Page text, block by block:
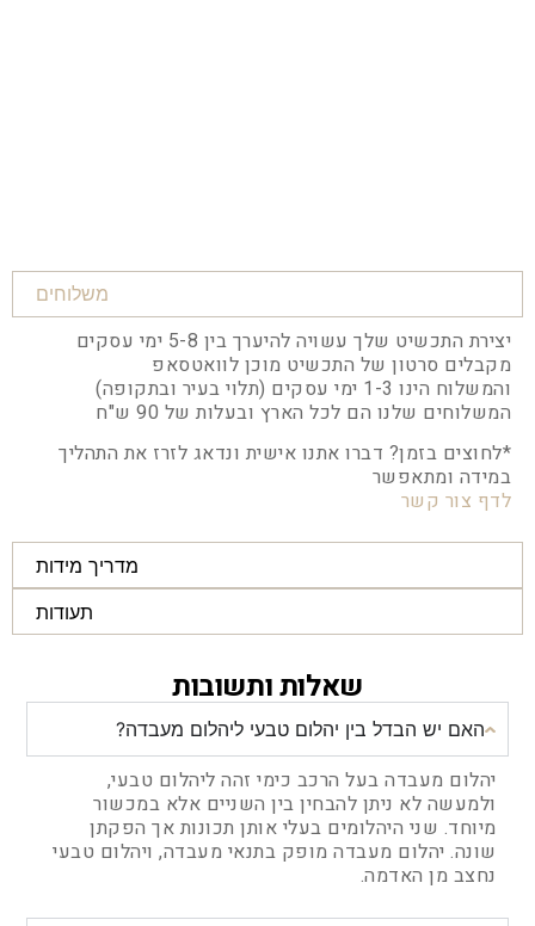
שאלות ותשובות
האם יש הבדל בין יהלום טבעי ליהלום מעבדה?
יהלום מעבדה בעל הרכב כימי זהה ליהלום טבעי,
ולמעשה לא ניתן להבחין בין השניים אלא במכשור
מיוחד. שני היהלומים בעלי אותן תכונות אך הפקתן
שונה. יהלום מעבדה מופק בתנאי מעבדה, ויהלום טבעי
נחצב מן האדמה.
משלוחים
מדריך מידות
תעודות
יצירת התכשיט שלך עשויה להיערך בין 5-8 ימי עסקים
מקבלים סרטון של התכשיט מוכן לוואטסאפ
והמשלוח הינו 1-3 ימי עסקים (תלוי בעיר ובתקופה)
המשלוחים שלנו הם לכל הארץ ובעלות של 90 ש"ח
*לחוצים בזמן? דברו אתנו אישית ונדאג לזרז את התהליך
במידה ומתאפשר
לדף צור קשר